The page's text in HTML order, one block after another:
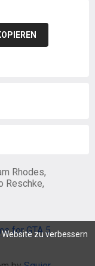
zu verbessern
Rhodes,
Reschke,
for GTA 5